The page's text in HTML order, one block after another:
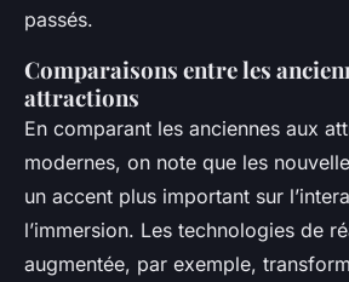
passés.
Comparaisons entre les
attractions
En comparant les anciennes aux
modernes, on note que les
un accent plus important sur
l’immersion. Les technologies de
augmentée, par exemple,